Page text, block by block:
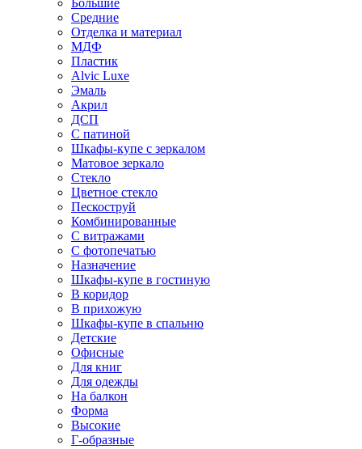
Большие
Средние
Отделка и материал
МДФ
Пластик
Alvic Luxe
Эмаль
Акрил
ДСП
С патиной
Шкафы-купе с зеркалом
Матовое зеркало
Стекло
Цветное стекло
Пескоструй
Комбинированные
С витражами
С фотопечатью
Назначение
Шкафы-купе в гостиную
В коридор
В прихожую
Шкафы-купе в спальню
Детские
Офисные
Для книг
Для одежды
На балкон
Форма
Высокие
Г-образные